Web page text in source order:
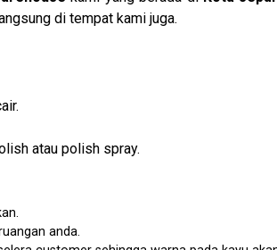
di tempat kami juga.
atau polish spray.
anda.